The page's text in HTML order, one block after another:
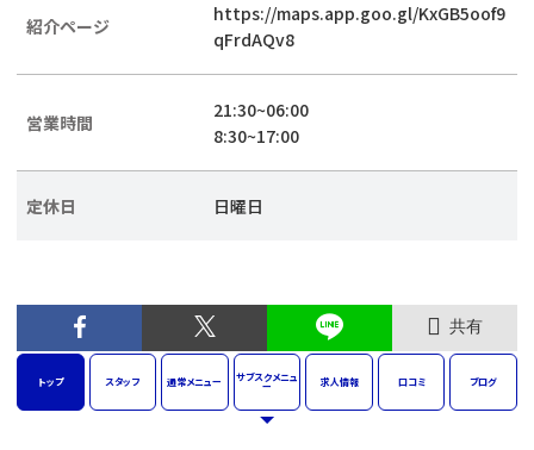
紹介ページ
https://maps.app.goo.gl/KxGB5oof9
qFrdAQv8
営業時間
21:30~06:00
8:30~17:00
定休日 日曜日
共有
トップ スタッフ 通常メニュー サブスクメニュ
ー 求人情報 口コミ ブログ